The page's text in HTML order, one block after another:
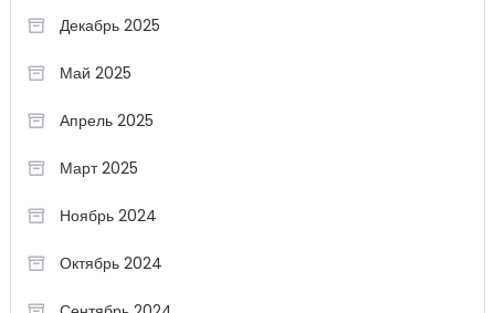
Декабрь 2025
Май 2025
Апрель 2025
Март 2025
Ноябрь 2024
Октябрь 2024